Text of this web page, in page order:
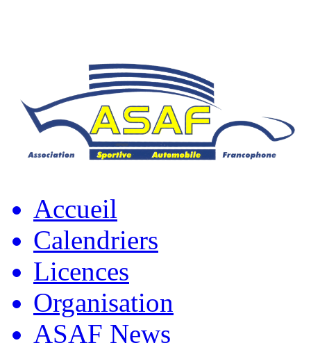
Accueil
Calendriers
Licences
Organisation
ASAF News